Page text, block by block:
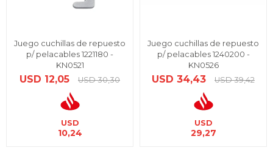
Juego cuchillas de repuesto
p/ pelacables 1221180 -
KN0521
USD 12,05 USD 30,30
USD
10,24
Juego cuchillas de repuesto
p/ pelacables 1240200 -
KN0526
USD 34,43 USD 39,42
USD
29,27